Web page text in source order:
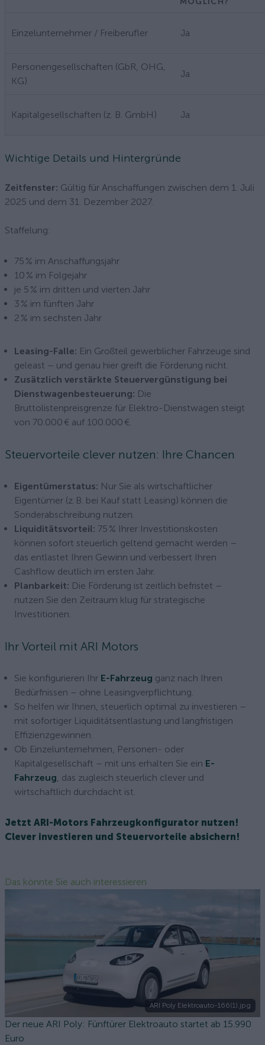
Einzelunternehmer / Freiberufler Ja
Personengesellschaften (GbR, OHG,
KG)
Ja
Kapitalgesellschaften (z. B. GmbH) Ja
Wichtige Details und Hintergründe
Zeitfenster: Gültig für Anschaffungen zwischen dem 1. Juli
2025 und dem 31. Dezember 2027.
Staffelung:
75 % im Anschaffungsjahr
10 % im Folgejahr
je 5 % im dritten und vierten Jahr
3 % im fünften Jahr
2 % im sechsten Jahr
Leasing-Falle: Ein Großteil gewerblicher Fahrzeuge sind
geleast – und genau hier greift die Förderung nicht.
Zusätzlich verstärkte Steuervergünstigung bei
Dienstwagenbesteuerung: Die
Bruttolistenpreisgrenze für Elektro-Dienstwagen steigt
von 70.000 € auf 100.000 €.
Steuervorteile clever nutzen: Ihre Chancen
Eigentümerstatus: Nur Sie als wirtschaftlicher
Eigentümer (z. B. bei Kauf statt Leasing) können die
Sonderabschreibung nutzen.
Liquiditätsvorteil: 75 % Ihrer Investitionskosten
können sofort steuerlich geltend gemacht werden –
das entlastet Ihren Gewinn und verbessert Ihren
Cashflow deutlich im ersten Jahr.
Planbarkeit: Die Förderung ist zeitlich befristet –
nutzen Sie den Zeitraum klug für strategische
Investitionen.
Ihr Vorteil mit ARI Motors
Sie konfigurieren Ihr E-Fahrzeug ganz nach Ihren
Bedürfnissen – ohne Leasingverpflichtung.
So helfen wir Ihnen, steuerlich optimal zu investieren –
mit sofortiger Liquiditätsentlastung und langfristigen
Effizienzgewinnen.
Ob Einzelunternehmen, Personen- oder
Kapitalgesellschaft – mit uns erhalten Sie ein E-
Fahrzeug, das zugleich steuerlich clever und
wirtschaftlich durchdacht ist.
Jetzt ARI-Motors Fahrzeugkonfigurator nutzen!
Clever investieren und Steuervorteile absichern!
Das könnte Sie auch interessieren
ARI Poly Elektroauto-166(1).jpg
Der neue ARI Poly: Fünftürer Elektroauto startet ab 15.990
Euro